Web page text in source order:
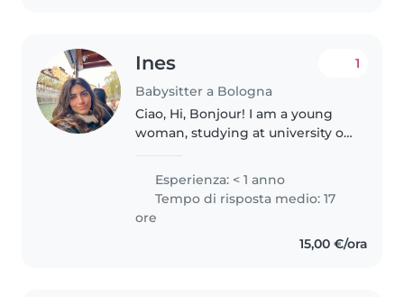
Ines
Babysitter a Bologna
1
Ciao, Hi, Bonjour! I am a young
woman, studying at university of
bachelor's degree in art history. I
like spending time with children
as they spread..
Esperienza: < 1 anno
Tempo di risposta medio: 17
ore
15,00 €/ora